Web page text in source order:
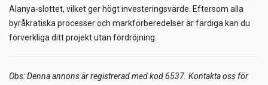
Alanya-slottet, vilket ger högt investeringsvärde. Eftersom alla
byråkratiska processer och markförberedelser är färdiga kan du
förverkliga ditt projekt utan fördröjning.
Obs: Denna annons är registrerad med kod 6537. Kontakta oss för